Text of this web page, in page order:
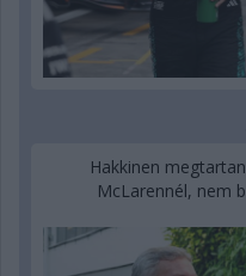
Hakkinen
McLarennél, nem